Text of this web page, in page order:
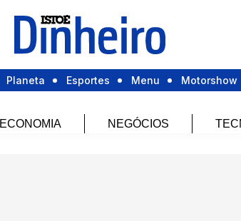
Planeta Esportes Menu Motorshow
ECONOMIA NEGÓCIOS